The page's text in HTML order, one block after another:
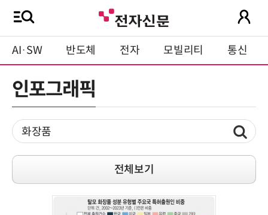
AI·SW 반도체 전자 모빌리티 통신
인포그래픽
전체보기